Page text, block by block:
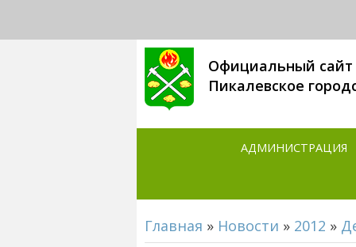
Официальный сайт
Пикалевское
АДМИНИСТРАЦИЯ
Главная » Новости » 2012 »